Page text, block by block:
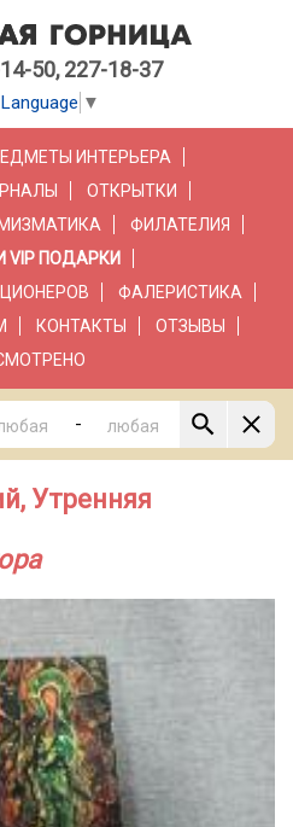
50, 227-18-37
▼
ИНТЕРЬЕРА
ОТКРЫТКИ
ФИЛАТЕЛИЯ
VIP ПОДАРКИ
ФАЛЕРИСТИКА
КОНТАКТЫ
ОТЗЫВЫ
-
Утренняя